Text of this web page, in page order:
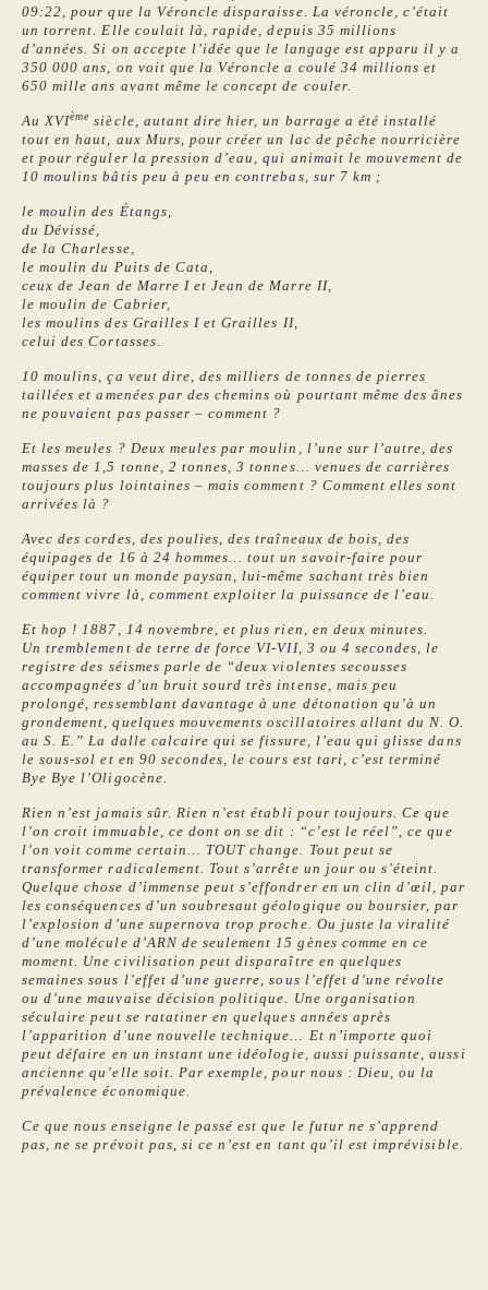
09:22, pour que la Véroncle disparaisse. La véroncle, c’était
un torrent. Elle coulait là, rapide, depuis 35 millions
d’années. Si on accepte l’idée que le langage est apparu il y a
350 000 ans, on voit que la Véroncle a coulé 34 millions et
650 mille ans avant même le concept de couler.
Au XVIème siècle, autant dire hier, un barrage a été installé
tout en haut, aux Murs, pour créer un lac de pêche nourricière
et pour réguler la pression d’eau, qui animait le mouvement de
10 moulins bâtis peu à peu en contrebas, sur 7 km ;
le moulin des Étangs,
du Dévissé,
de la Charlesse,
le moulin du Puits de Cata,
ceux de Jean de Marre I et Jean de Marre II,
le moulin de Cabrier,
les moulins des Grailles I et Grailles II,
celui des Cortasses.
10 moulins, ça veut dire, des milliers de tonnes de pierres
taillées et amenées par des chemins où pourtant même des ânes
ne pouvaient pas passer – comment ?
Et les meules ? Deux meules par moulin, l’une sur l’autre, des
masses de 1,5 tonne, 2 tonnes, 3 tonnes… venues de carrières
toujours plus lointaines – mais comment ? Comment elles sont
arrivées là ?
Avec des cordes, des poulies, des traîneaux de bois, des
équipages de 16 à 24 hommes… tout un savoir-faire pour
équiper tout un monde paysan, lui-même sachant très bien
comment vivre là, comment exploiter la puissance de l’eau.
Et hop ! 1887, 14 novembre, et plus rien, en deux minutes.
Un tremblement de terre de force VI-VII, 3 ou 4 secondes, le
registre des séismes parle de “deux violentes secousses
accompagnées d’un bruit sourd très intense, mais peu
prolongé, ressemblant davantage à une détonation qu’à un
grondement, quelques mouvements oscillatoires allant du N. O.
au S. E.” La dalle calcaire qui se fissure, l’eau qui glisse dans
le sous-sol et en 90 secondes, le cours est tari, c’est terminé
Bye Bye l’Oligocène.
Rien n’est jamais sûr. Rien n’est établi pour toujours. Ce que
l’on croit immuable, ce dont on se dit : “c’est le réel”, ce que
l’on voit comme certain… TOUT change. Tout peut se
transformer radicalement. Tout s’arrête un jour ou s’éteint.
Quelque chose d’immense peut s’effondrer en un clin d’œil, par
les conséquences d’un soubresaut géologique ou boursier, par
l’explosion d’une supernova trop proche. Ou juste la viralité
d’une molécule d’ARN de seulement 15 gènes comme en ce
moment. Une civilisation peut disparaître en quelques
semaines sous l’effet d’une guerre, sous l’effet d’une révolte
ou d’une mauvaise décision politique. Une organisation
séculaire peut se ratatiner en quelques années après
l’apparition d’une nouvelle technique… Et n’importe quoi
peut défaire en un instant une idéologie, aussi puissante, aussi
ancienne qu’elle soit. Par exemple, pour nous : Dieu, ou la
prévalence économique.
Ce que nous enseigne le passé est que le futur ne s’apprend
pas, ne se prévoit pas, si ce n’est en tant qu’il est imprévisible.